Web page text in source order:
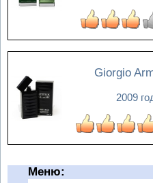
Giorgio
2009
Меню: